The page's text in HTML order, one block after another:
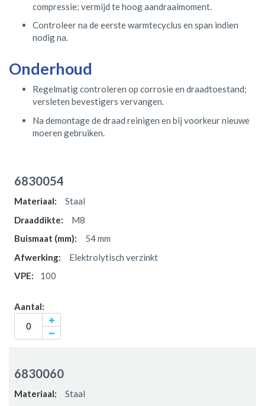
compressie; vermijd te hoog aandraaimoment.
Controleer na de eerste warmtecyclus en span indien
nodig na.
Onderhoud
Regelmatig controleren op corrosie en draadtoestand;
versleten bevestigers vervangen.
Na demontage de draad reinigen en bij voorkeur nieuwe
moeren gebruiken.
6830054
Staal
M8
54 mm
Elektrolytisch verzinkt
100
6830060
Staal